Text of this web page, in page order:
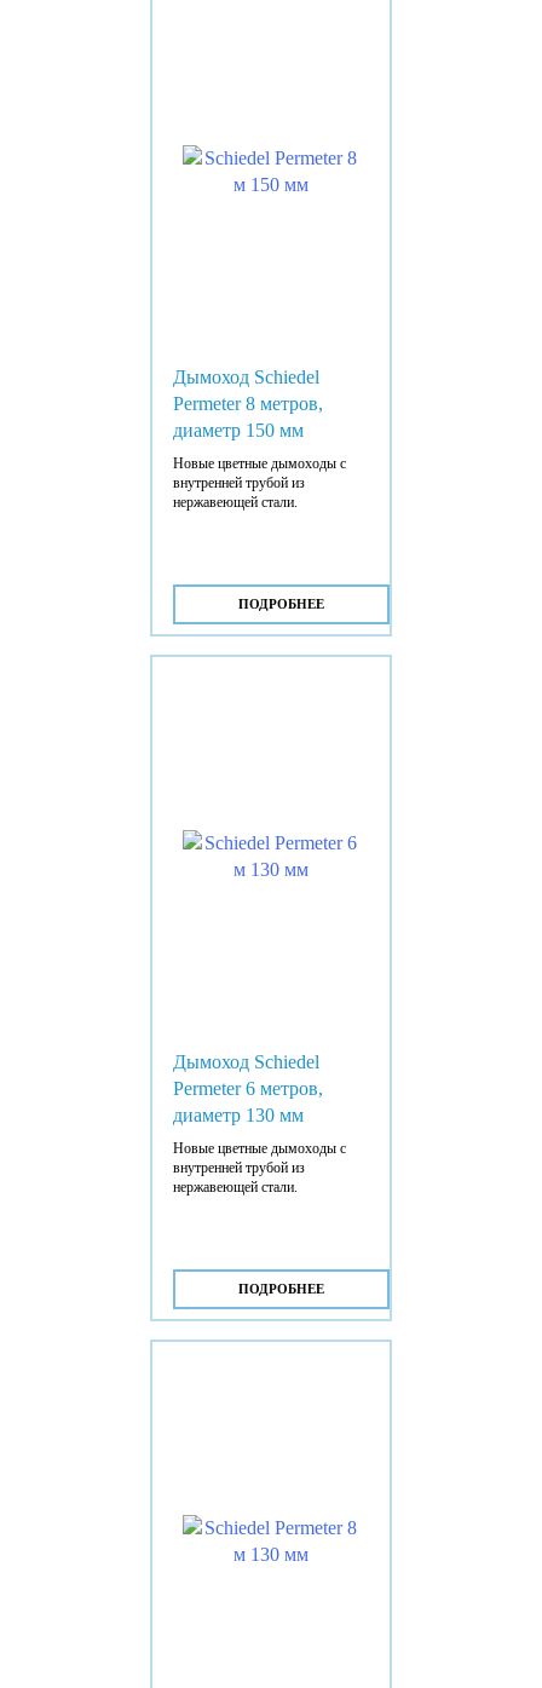
Дымоход Schiedel
Permeter 8 метров,
диаметр 150 мм
Новые цветные дымоходы с
внутренней трубой из
нержавеющей стали.
ПОДРОБНЕЕ
Дымоход Schiedel
Permeter 6 метров,
диаметр 130 мм
Новые цветные дымоходы с
внутренней трубой из
нержавеющей стали.
ПОДРОБНЕЕ